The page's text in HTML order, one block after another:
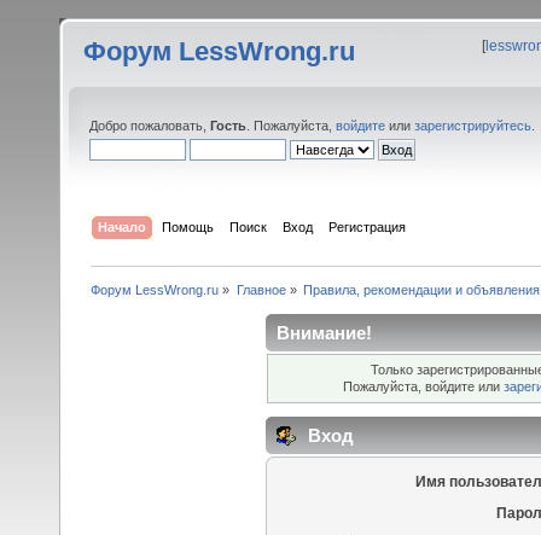
Форум LessWrong.ru [
Добро пожаловать, Гость . Пожалуйста, войдите или зарегистрируйтесь
Начало Помощь Поиск Вход Регистрация
Форум LessWrong.ru » Главное» Правила, рекомендации и объявления
Внимание!
Только
Пожалуйста, войдите или
Вход
Имя